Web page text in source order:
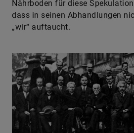
Nährboden für diese
dass in seinen Abhandlungen
„wir“ auftaucht.